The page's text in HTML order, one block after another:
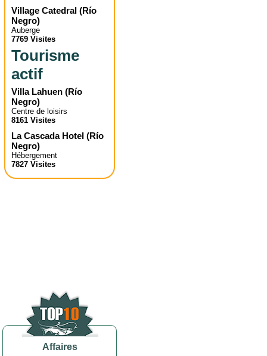
Village Catedral (Río
Negro)
Auberge
7769 Visites
Tourisme
actif
Villa Lahuen (Río
Negro)
Centre de loisirs
8161 Visites
La Cascada Hotel (Río
Negro)
Hébergement
7827 Visites
Affaires